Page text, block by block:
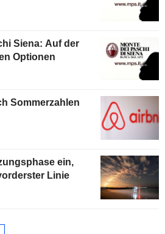
Siena: Auf der
Optionen
Sommerzahlen
ein,
Linie